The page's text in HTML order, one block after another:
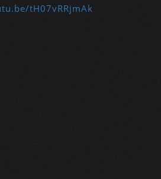
tH07vRRjmAk